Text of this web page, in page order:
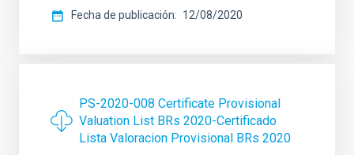
Fecha de publicación 12/08/2020
PS-2020-008 Certificate Provisional
Valuation List BRs 2020-Certificado
Lista Valoracion Provisional BRs 2020